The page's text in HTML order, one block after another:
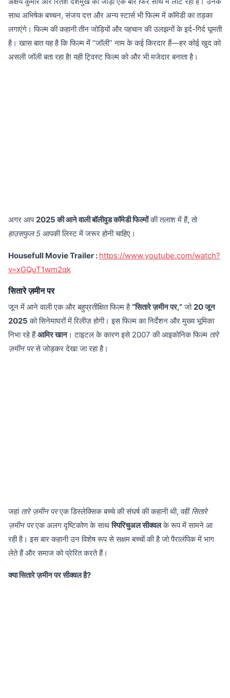
साथ अभिषेक बच्चन, संजय दत्त और अन्य स्टार्स भी फिल्म में कॉमेडी का तड़का
लगाएंगे। फिल्म की कहानी तीन जोड़ियों और पहचान की उलझनों के इर्द-गिर्द घूमती
है। खास बात यह है कि फिल्म में “जॉली” नाम के कई किरदार हैं—हर कोई खुद को
असली जॉली बता रहा है! यही ट्विस्ट फिल्म को और भी मजेदार बनाता है।
अगर आप2025 की आने वाली बॉलीवुड कॉमेडी फिल्मोंकी तलाश में हैं, तो
हाउसफुल 5 आपकी लिस्ट में जरूर होनी चाहिए।
Housefull Movie Trailer : https://www.youtube.com/watch?
v=xGQuT1wm2qk
सितारे ज़मीन पर
जून में आने वाली एक और बहुप्रतीक्षित फिल्म है“सितारे ज़मीन पर,”जो20 जून
2025 को सिनेमाघरों में रिलीज़ होगी। इस फिल्म का निर्देशन और मुख्य भूमिका
निभा रहे हैंआमिर खान। टाइटल के कारण इसे 2007 की आइकोनिक फिल्म तारे
ज़मीन परसे जोड़कर देखा जा रहा है।
जहां तारे ज़मीन परएक डिस्लेक्सिक बच्चे की संघर्ष की कहानी थी, वहींसितारे
ज़मीन परएक अलग दृष्टिकोण के साथस्पिरिचुअल सीक्वलके रूप में सामने आ
रही है। इस बार कहानी उन विशेष रूप से सक्षम बच्चों की है जो पैरालंपिक में भाग
लेते हैं और समाज को प्रेरित करते हैं।
क्या सितारे ज़मीन पर सीक्वल है?